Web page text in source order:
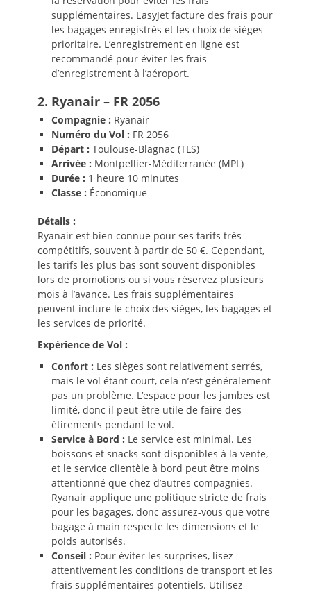
supplémentaires. EasyJet facture des frais pour
les bagages enregistrés et les choix de sièges
prioritaire. L’enregistrement en ligne est
recommandé pour éviter les frais
d’enregistrement à l’aéroport.
2. Ryanair – FR 2056
Compagnie : Ryanair
Numéro du Vol : FR 2056
Départ : Toulouse-Blagnac (TLS)
Arrivée : Montpellier-Méditerranée (MPL)
Durée : 1 heure 10 minutes
Classe : Économique
Détails :
Ryanair est bien connue pour ses tarifs très
compétitifs, souvent à partir de 50 €. Cependant,
les tarifs les plus bas sont souvent disponibles
lors de promotions ou si vous réservez plusieurs
mois à l’avance. Les frais supplémentaires
peuvent inclure le choix des sièges, les bagages et
les services de priorité.
Expérience de Vol :
Confort : Les sièges sont relativement serrés,
mais le vol étant court, cela n’est généralement
pas un problème. L’espace pour les jambes est
limité, donc il peut être utile de faire des
étirements pendant le vol.
Service à Bord : Le service est minimal. Les
boissons et snacks sont disponibles à la vente,
et le service clientèle à bord peut être moins
attentionné que chez d’autres compagnies.
Ryanair applique une politique stricte de frais
pour les bagages, donc assurez-vous que votre
bagage à main respecte les dimensions et le
poids autorisés.
Conseil : Pour éviter les surprises, lisez
attentivement les conditions de transport et les
frais supplémentaires potentiels. Utilisez